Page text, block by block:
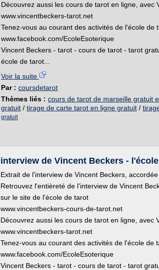
Découvrez aussi les cours de tarot en ligne, avec
www.vincentbeckers-tarot.net
Tenez-vous au courant des activités de l'école de
www.facebook.com/EcoleEsoterique
Vincent Beckers - tarot - cours de tarot - tarot
école de tarot...
Voir la suite
Par : coursdetarot
Thèmes liés : cours de tarot de marseille gratuit
gratuit / tirage de carte tarot en ligne gratuit /
gratuit
interview de Vincent Beckers -
Extrait de l'interview de Vincent Beckers, accordée
Retrouvez l'entièreté de l'interview de Vincent
sur le site de l'école de tarot
www.vincentbeckers-cours-de-tarot.net
Découvrez aussi les cours de tarot en ligne, avec
www.vincentbeckers-tarot.net
Tenez-vous au courant des activités de l'école de
www.facebook.com/EcoleEsoterique
Vincent Beckers - tarot - cours de tarot - tarot